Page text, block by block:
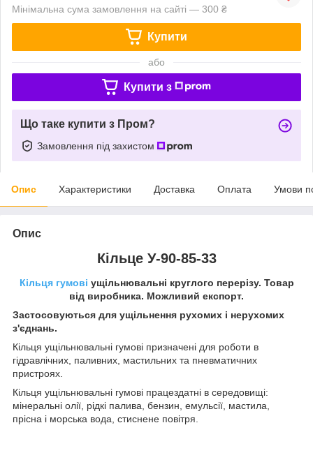
Мінімальна сума замовлення на сайті — 300 ₴
Купити
або
Купити з
Що таке купити з Пром?
Замовлення під захистом
Опис Характеристики Доставка Оплата Умови
Опис
Кільце У-90-85-33
Кільця гумові ущільнювальні круглого перерізу. Товар
від виробника. Можливий експорт.
Застосовуються для ущільнення рухомих і нерухомих
з'єднань.
Кільця ущільнювальні гумові призначені для роботи в
гідравлічних, паливних, мастильних та пневматичних
пристроях.
Кільця ущільнювальні гумові працездатні в середовищі:
мінеральні олії, рідкі палива, бензин, емульсії, мастила,
прісна і морська вода, стиснене повітря.